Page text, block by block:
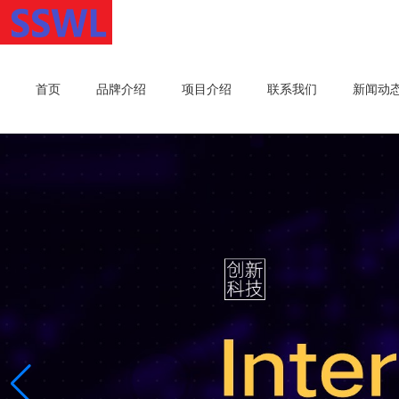
首页 品牌介绍 项目介绍 联系我们 新闻动